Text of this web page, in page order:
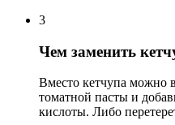
3
Чем заменить
Вместо кетчупа можно
томатной пасты и
кислоты. Либо